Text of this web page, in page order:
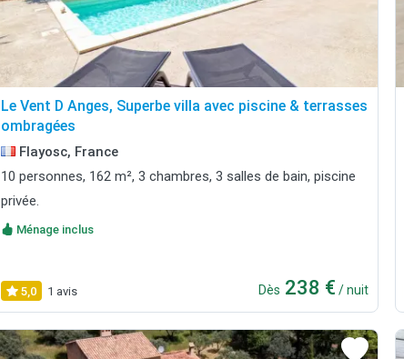
Le Vent D Anges, Superbe villa avec piscine & terrasses
ombragées
Flayosc, France
10 personnes, 162 m², 3 chambres, 3 salles de bain, piscine
privée.
Ménage inclus
5,0 1 avis Dès 238 € / nuit